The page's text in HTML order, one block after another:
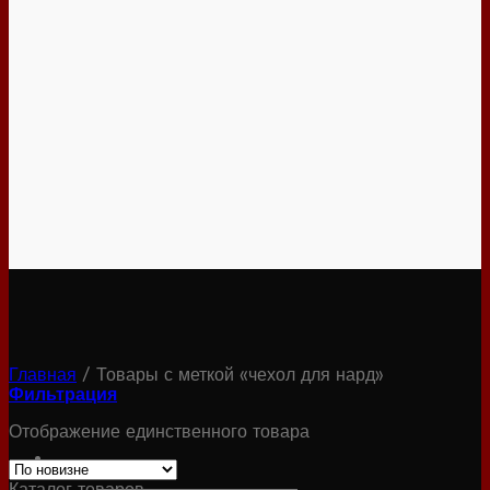
Главная / Товары с меткой «чехол для нард»
Фильтрация
Отображение единственного товара